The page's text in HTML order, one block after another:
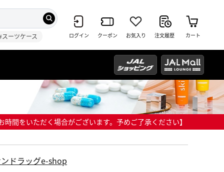
スーツケース ログイン クーポン お気入り 注文履歴 カート
間をいただく場合がございます。予めご了承ください】
ドラッグe-shop